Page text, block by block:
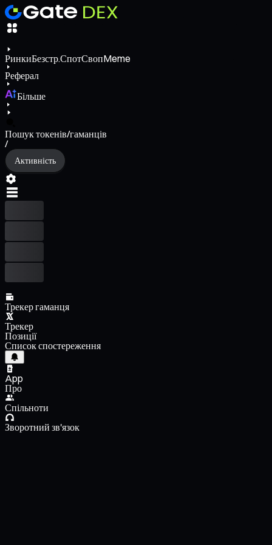
РинкиБезстр.СпотСвопMeme
Реферал
Більше
Пошук токенів/гаманців
/
Активність
Трекер гаманця
Трекер
Позиції
Список спостереження
App
Про
Спільноти
Зворотний зв'язок